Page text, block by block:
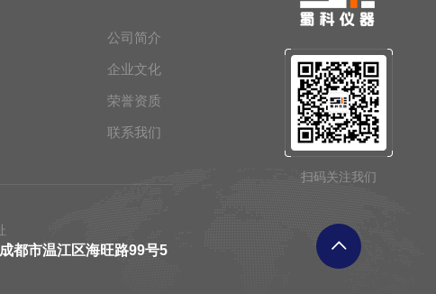
公司简介
企业文化
荣誉资质
联系我们
都市温江区海旺路99号5
扫码关注我们